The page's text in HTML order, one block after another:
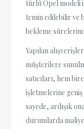
türlü Opel modeli
temin edilebilir ve
bekleme
Yapılan
müşterilere
satıcıları, hem
işletmelerine
sayede, ardışık
durumlarda